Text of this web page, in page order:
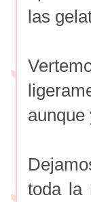
las
toda la